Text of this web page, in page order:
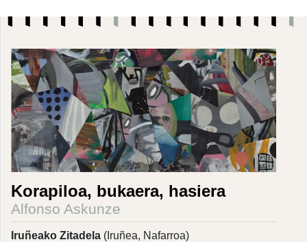
Korapiloa, bukaera, hasiera
Alfonso Askunze
Iruñeako Zitadela (Iruñea, Nafarroa)